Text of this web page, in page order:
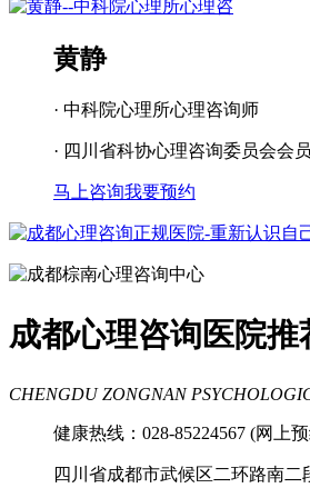
黄静
· 中科院心理所心理咨询师
· 四川省科协心理咨询委员会会员
马上咨询我要预约
成都看心理疾病 成都
理咨询医院 成都青少
成都心理咨询医院推
CHENGDU ZONGNAN
健康热线：028-85224567 (网上
四川省成都市武候区二环路南二